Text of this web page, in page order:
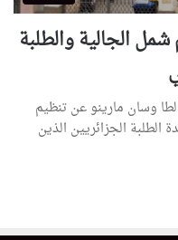
شمل الجالية والطلبة
وسان مارينو عن تنظيم
الطلبة الجزائريين الذين